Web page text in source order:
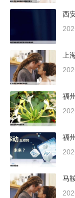
西
上
福
福
马